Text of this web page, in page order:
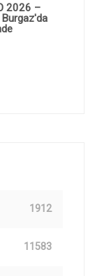
2026 –
Burgaz'da
1912
11583